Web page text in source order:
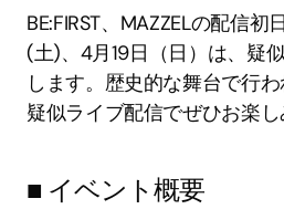
BE:FIRST、MAZZELの配信初
(土)、4月19日（日）は、疑
します。歴史的な舞台で行わ
疑似ライブ配信でぜひお楽
■ イベント概要